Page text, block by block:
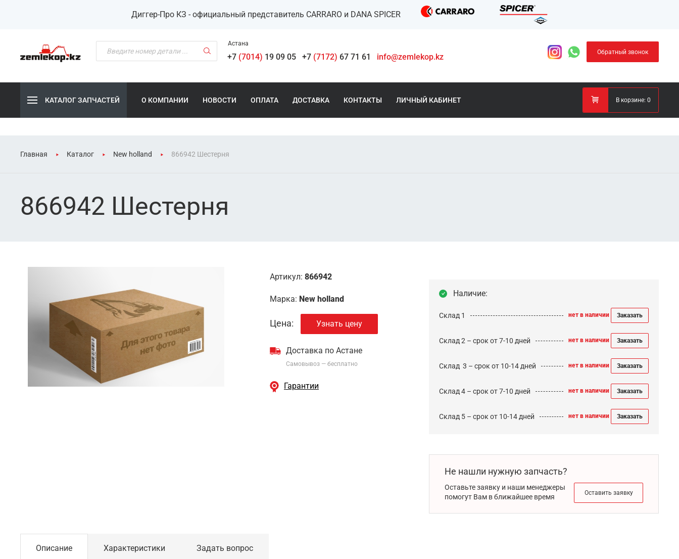
Диггер-Про КЗ - официальный представитель CARRARO и DANA SPICER
Астана
+7 (7014) 19 09 05 +7 (7172) 67 71 61 info@zemlekop.kz Обратный звонок
КАТАЛОГ ЗАПЧАСТЕЙ О КОМПАНИИ НОВОСТИ ОПЛАТА ДОСТАВКА КОНТАКТЫ ЛИЧНЫЙ КАБИНЕТ В корзине: 0
Главная Каталог New holland 866942 Шестерня
866942 Шестерня
Артикул: 866942
Марка: New holland
Цена: Узнать цену
Доставка по Астане
Самовывоз — бесплатно
Гарантии
Наличие:
Склад 1 нет в наличии Заказать
Склад 2 – срок от 7-10 дней нет в наличии Заказать
Cклад 3 – срок от 10-14 дней нет в наличии Заказать
Склад 4 – срок от 7-10 дней нет в наличии Заказать
Склад 5 – срок от 10-14 дней нет в наличии Заказать
Не нашли нужную запчасть?
Оставьте заявку и наши менеджеры
помогут Вам в ближайшее время
Оставить заявку
Описание Характеристики Задать вопрос